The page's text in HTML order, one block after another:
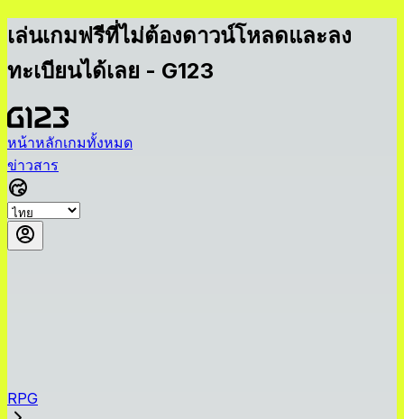
เล่นเกมฟรีที่ไม่ต้องดาวน์โหลดและลง
ทะเบียนได้เลย - G123
หน้าหลักเกมทั้งหมด
ข่าวสาร
RPG